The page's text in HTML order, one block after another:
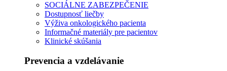
SOCIÁLNE ZABEZPEČENIE
Dostupnosť liečby
Výživa onkologického pacienta
Informačné materiály pre pacientov
Klinické skúšania
Prevencia a vzdelávanie